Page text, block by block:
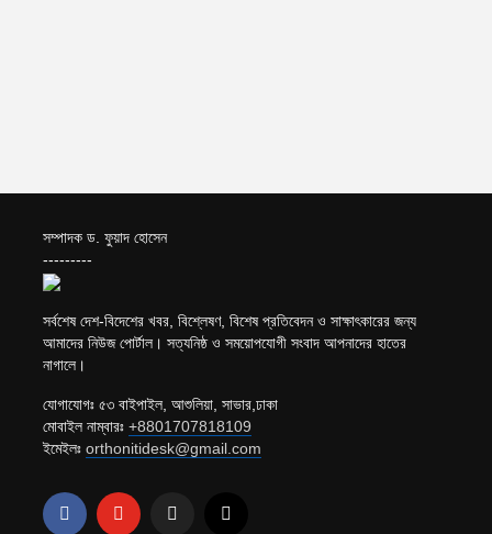
সম্পাদক ড. ফুয়াদ হোসেন
---------
সর্বশেষ দেশ-বিদেশের খবর, বিশ্লেষণ, বিশেষ প্রতিবেদন ও সাক্ষাৎকারের জন্য
আমাদের নিউজ পোর্টাল। সত্যনিষ্ঠ ও সময়োপযোগী সংবাদ আপনাদের হাতের
নাগালে।
যোগাযোগঃ ৫৩ বাইপাইল, আশুলিয়া, সাভার,ঢাকা
মোবাইল নাম্বারঃ +8801707818109
ইমেইলঃ orthonitidesk@gmail.com